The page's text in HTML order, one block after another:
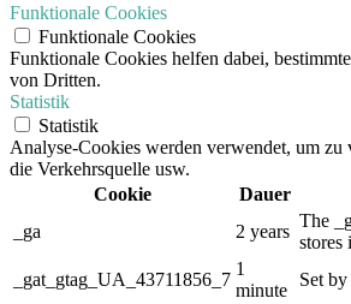
Funktionale Cookies
Funktionale Cookies
Funktionale Cookies helfen dabei,
von Dritten.
Statistik
Statistik
Analyse-Cookies werden verwendet, um zu
die Verkehrsquelle usw.
Cookie
Dauer
_ga
2 years
The
stores
_gat_gtag_UA_43711856_7
1
minute
Set